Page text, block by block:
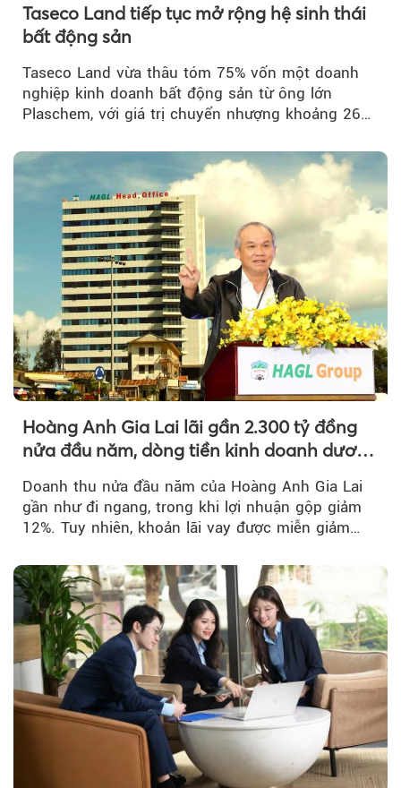
Taseco Land tiếp tục mở rộng hệ sinh thái
bất động sản
Taseco Land vừa thâu tóm 75% vốn một doanh
nghiệp kinh doanh bất động sản từ ông lớn
Plaschem, với giá trị chuyển nhượng khoảng 262
Hoàng Anh Gia Lai lãi gần 2.300 tỷ đồng
nửa đầu năm, dòng tiền kinh doanh dương
Doanh thu nửa đầu năm của Hoàng Anh Gia Lai
gần như đi ngang, trong khi lợi nhuận gộp giảm
12%. Tuy nhiên, khoản lãi vay được miễn giảm